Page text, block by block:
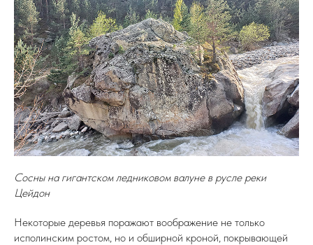
Сосны на гигантском ледниковом валуне в русле реки
Цейдон
Некоторые деревья поражают воображение не только
исполинским ростом, но и обширной кроной, покрывающей